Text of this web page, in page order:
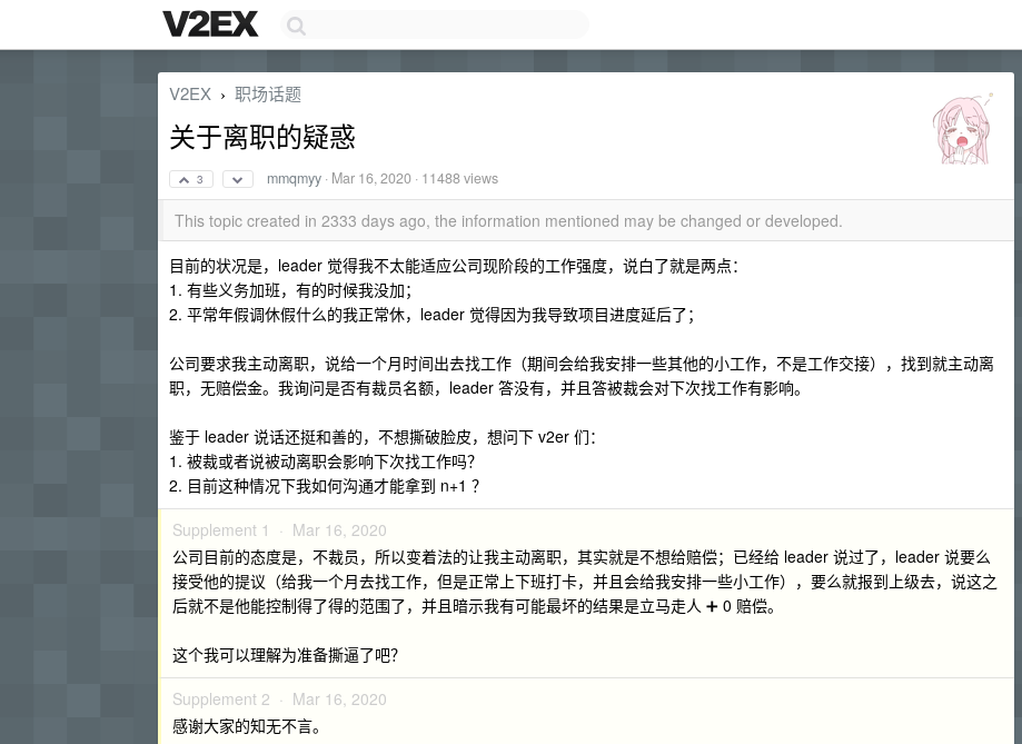
V2EX › 职场话题
关于离职的疑惑
3 mmqmyy · Mar 16, 2020 · 11488 views
This topic created in 2333 days ago, the information mentioned may be changed or developed.
目前的状况是，leader 觉得我不太能适应公司现阶段的工作强度，说白了就是两点：
1. 有些义务加班，有的时候我没加；
2. 平常年假调休假什么的我正常休，leader 觉得因为我导致项目进度延后了；
公司要求我主动离职，说给一个月时间出去找工作（期间会给我安排一些其他的小工作，不是工作交接），找到就主动离
职，无赔偿金。我询问是否有裁员名额，leader 答没有，并且答被裁会对下次找工作有影响。
鉴于 leader 说话还挺和善的，不想撕破脸皮，想问下 v2er 们：
1. 被裁或者说被动离职会影响下次找工作吗？
2. 目前这种情况下我如何沟通才能拿到 n+1 ？
Supplement 1 · Mar 16, 2020
公司目前的态度是，不裁员，所以变着法的让我主动离职，其实就是不想给赔偿；已经给 leader 说过了，leader 说要么
接受他的提议（给我一个月去找工作，但是正常上下班打卡，并且会给我安排一些小工作），要么就报到上级去，说这之
后就不是他能控制得了得的范围了，并且暗示我有可能最坏的结果是立马走人 ➕ 0 赔偿。
这个我可以理解为准备撕逼了吧？
Supplement 2 · Mar 16, 2020
感谢大家的知无不言。